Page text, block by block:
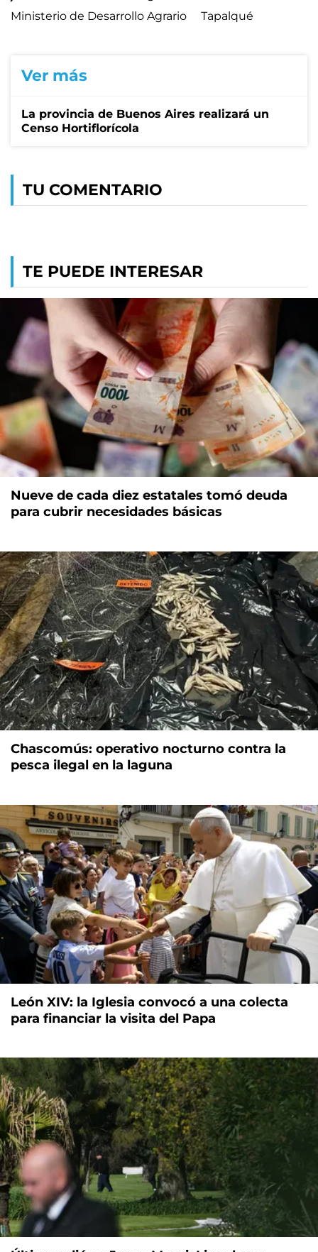
Ministerio de Desarrollo Agrario
Tapalqué
Ver más
La provincia de Buenos Aires realizará un
Censo Hortiflorícola
TU COMENTARIO
TE PUEDE INTERESAR
Nueve de cada diez estatales tomó deuda
para cubrir necesidades básicas
Chascomús: operativo nocturno contra la
pesca ilegal en la laguna
León XIV: la Iglesia convocó a una colecta
para financiar la visita del Papa